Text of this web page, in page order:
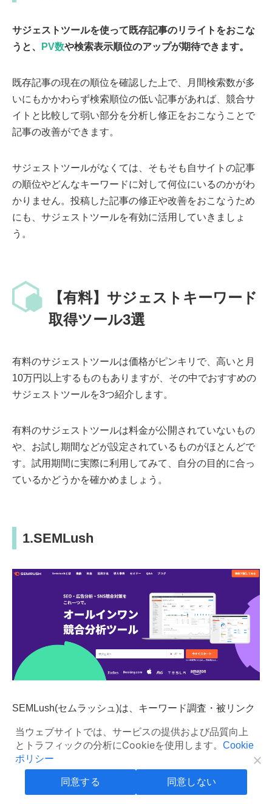
サジェストツールを使って既存記事のリライトをおこな
うと、
PV数や検索表示順位のアップが期待できます。
既存記事の現在の順位を確認した上で、月間検索数が多
いにもかかわらず検索順位の低い記事があれば、競合サ
イトと比較して弱い部分を分析し修正をおこなうことで
記事の改善ができます。
サジェストツールがなくては、そもそも自サイトの記事
の順位やどんなキーワードに対して何位にいるのかがわ
かりません。投稿した記事の修正や改善をおこなうため
にも、サジェストツールを有効に活用していきましょ
う。
【有料】サジェストキーワード
取得ツール3選
有料のサジェストツールは価格がピンキリで、高いと月
10万円以上するものもありますが、その中でおすすめの
サジェストツールを3つ紹介します。
有料のサジェストツールは料金が公開されていないもの
や、お試し期間などが設定されているものがほとんどで
す。試用期間に実際に利用してみて、自分の目的に合っ
ているかどうかを確かめましょう。
1.SEMLush
SEMLush(セムラッシュ)は、キーワード調査・被リンク
調査・競合調査・ランクトラッキング・サイト監査など
SEO対策に必要な機能が多数あるオールインワンサジェ
ストツールです。
特に注目すべきはサイト監査機能で、重複コンテンツの
当ウェブサイトでは、サービスの提供および品質向上
とトラフィックの分析にCookieを使用します。 Cookie
ポリシー
同意する 同意しない